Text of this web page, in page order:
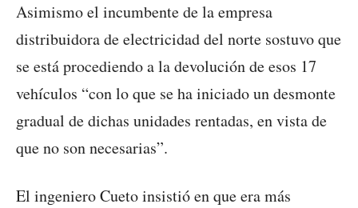
Asimismo el incumbente de la empresa
distribuidora de electricidad del norte sostuvo que
se está procediendo a la devolución de esos 17
vehículos “con lo que se ha iniciado un desmonte
gradual de dichas unidades rentadas, en vista de
que no son necesarias”.
El ingeniero Cueto insistió en que era más